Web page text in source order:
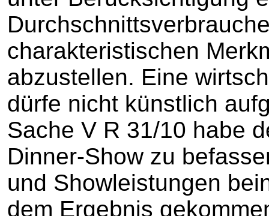
charakteristischen
abzustellen. Eine
dürfe nicht künstlich
Sache V R 31/10 habe
Dinner-Show zu
und Showleistungen
dem Ergebnis